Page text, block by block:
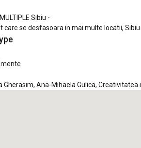
Sibiu -
care se desfasoara in mai multe locatii, Sibiu
Gherasim, Ana-Mihaela Gulica, Creativitatea